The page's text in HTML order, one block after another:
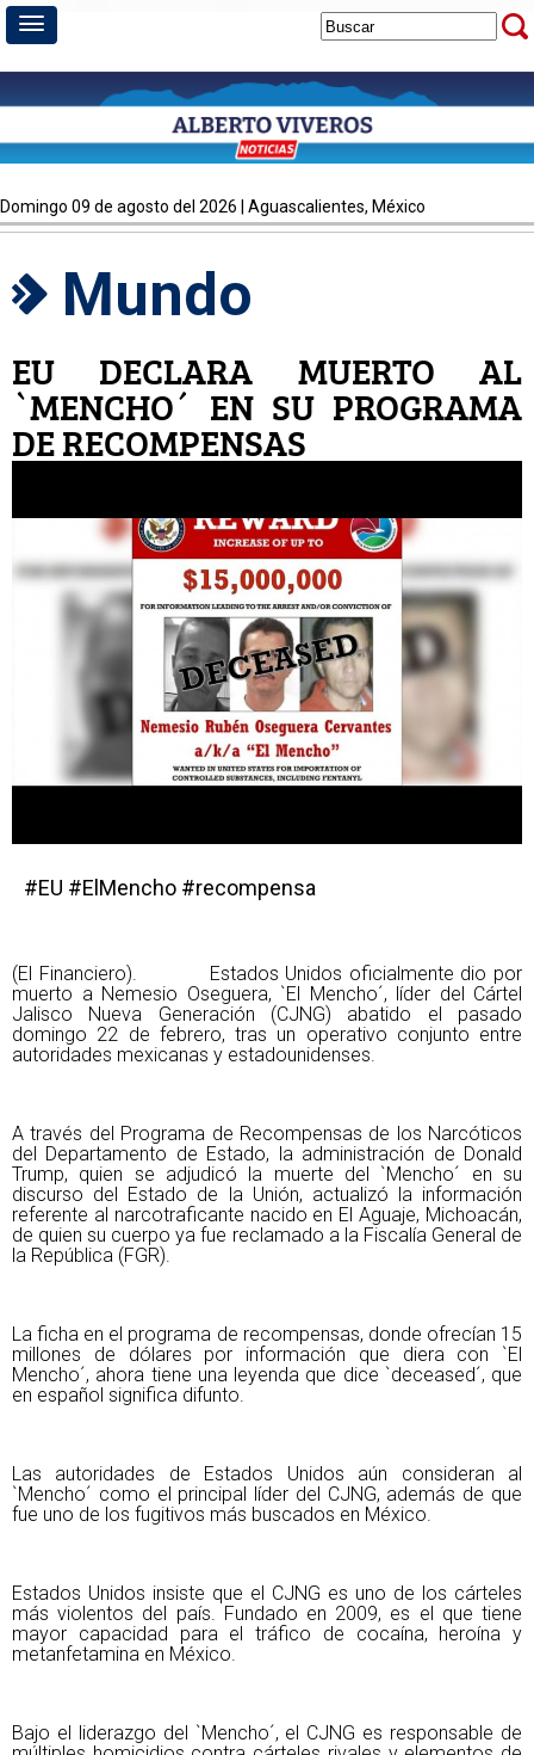
domingo 09 de agosto del 2026 | Aguascalientes, México
Mundo
EU DECLARA MUERTO AL
`MENCHO´ EN SU PROGRAMA
DE RECOMPENSAS
#EU #ElMencho #recompensa
(El Financiero). Estados Unidos oficialmente dio por
muerto a Nemesio Oseguera, `El Mencho´, líder del Cártel
Jalisco Nueva Generación (CJNG) abatido el pasado
domingo 22 de febrero, tras un operativo conjunto entre
autoridades mexicanas y estadounidenses.
A través del Programa de Recompensas de los Narcóticos
del Departamento de Estado, la administración de Donald
Trump, quien se adjudicó la muerte del `Mencho´ en su
discurso del Estado de la Unión, actualizó la información
referente al narcotraficante nacido en El Aguaje, Michoacán,
de quien su cuerpo ya fue reclamado a la Fiscalía General de
la República (FGR).
La ficha en el programa de recompensas, donde ofrecían 15
millones de dólares por información que diera con `El
Mencho´, ahora tiene una leyenda que dice `deceased´, que
en español significa difunto.
Las autoridades de Estados Unidos aún consideran al
`Mencho´ como el principal líder del CJNG, además de que
fue uno de los fugitivos más buscados en México.
Estados Unidos insiste que el CJNG es uno de los cárteles
más violentos del país. Fundado en 2009, es el que tiene
mayor capacidad para el tráfico de cocaína, heroína y
metanfetamina en México.
Bajo el liderazgo del `Mencho´, el CJNG es responsable de